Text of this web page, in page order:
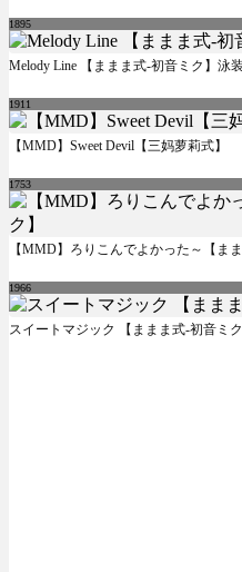
1895
Melody Line 【ままま式-初音ミク】泳
1911
【MMD】Sweet Devil【三妈萝莉式】
1753
【MMD】ろりこんでよかった～【ま
1966
スイートマジック 【ままま式-初音ミク